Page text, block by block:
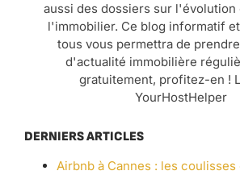
aussi des dossiers sur l'évolution
l'immobilier. Ce blog informatif
tous vous permettra de
d'actualité immobilière
gratuitement, profitez-en !
YourHostHelper
DERNIERS ARTICLES
Airbnb à Cannes : les